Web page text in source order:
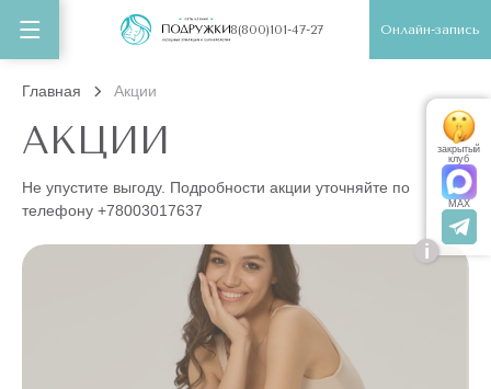
8(800)101-47-27 Онлайн-запись
Главная Акции
АКЦИИ
Не упустите выгоду. Подробности акции уточняйте по
телефону +78003017637
i
закрытый
клуб
MAX